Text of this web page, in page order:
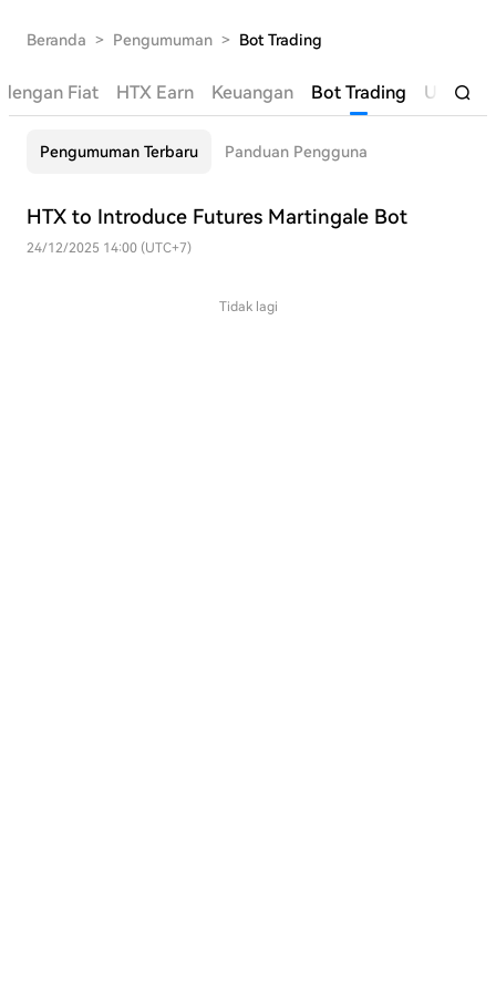
Beranda > Pengumuman > Bot Trading
Fiat HTX Earn Keuangan Bot Trading Umum
Pengumuman Terbaru Panduan Pengguna
HTX to Introduce Futures Martingale Bot
24/12/2025 14:00 (UTC+7)
Tidak lagi